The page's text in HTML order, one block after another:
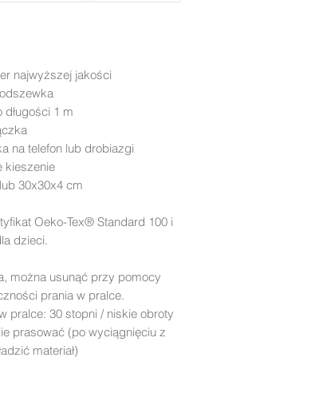
najwyższej jakości
1 m
na telefon lub drobiazgi
kieszenie
30x30x4 cm
Oeko-Tex® Standard 100 i
dzieci.
można usunąć przy pomocy
prania w pralce.
pralce: 30 stopni / niskie obroty
prasować (po wyciągnięciu z
materiał)